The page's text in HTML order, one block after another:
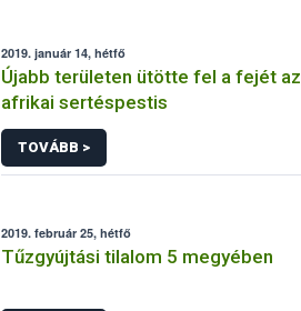
2019. január 14, hétfő
Újabb területen ütötte fel a fejét az
afrikai sertéspestis
TOVÁBB >
2019. február 25, hétfő
Tűzgyújtási tilalom 5 megyében